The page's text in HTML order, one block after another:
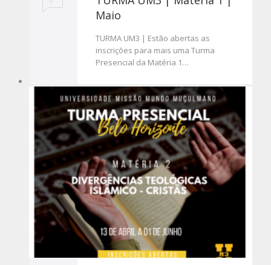
Maio
TURMA UM3 | Estão abertas as
inscrições para mais uma Turma
Presencial da Matéria 1…